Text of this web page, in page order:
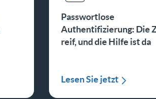
Passwortlose
Authentifizierung: Die
reif, und die Hilfe ist da
Lesen Sie jetzt